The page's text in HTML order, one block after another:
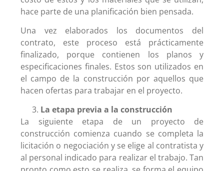
hace parte de una planificación bien pensada.
Una vez elaborados los documentos del
contrato, este proceso está prácticamente
finalizado, porque contienen los planos y
especificaciones finales. Estos son utilizados en
el campo de la construcción por aquellos que
hacen ofertas para trabajar en el proyecto.
La etapa previa a la construcción
La siguiente etapa de un proyecto de
construcción comienza cuando se completa la
licitación o negociación y se elige al contratista y
al personal indicado para realizar el trabajo. Tan